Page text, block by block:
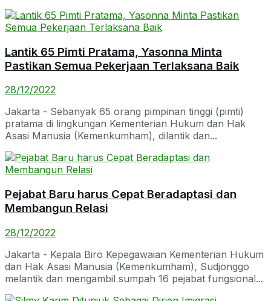
Lantik 65 Pimti Pratama, Yasonna Minta
Pastikan Semua Pekerjaan Terlaksana Baik
28/12/2022
Jakarta - Sebanyak 65 orang pimpinan tinggi (pimti)
pratama di lingkungan Kementerian Hukum dan Hak
Asasi Manusia (Kemenkumham), dilantik dan...
Pejabat Baru harus Cepat Beradaptasi dan
Membangun Relasi
28/12/2022
Jakarta - Kepala Biro Kepegawaian Kementerian Hukum
dan Hak Asasi Manusia (Kemenkumham), Sudjonggo
melantik dan mengambil sumpah 16 pejabat fungsional...